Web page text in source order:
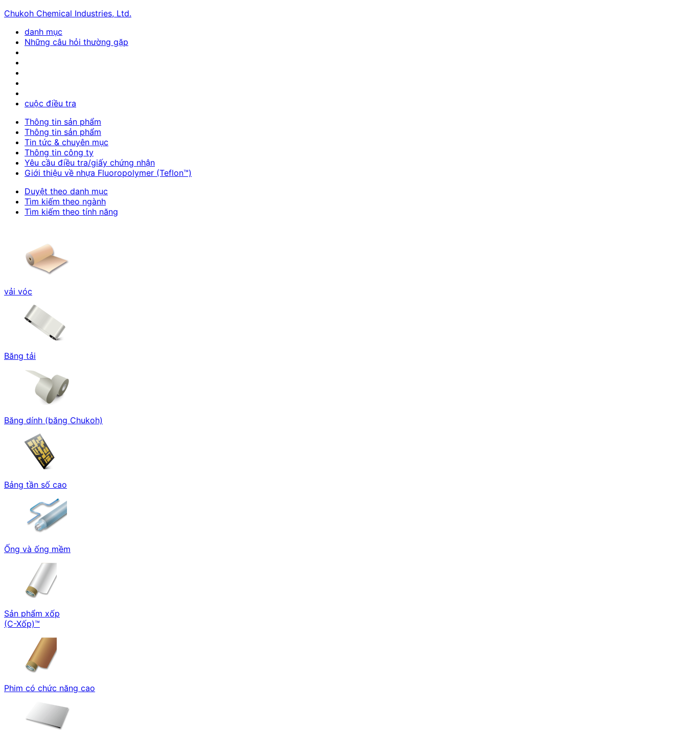
Chukoh Chemical Industries, Ltd.
danh mục
Những câu hỏi thường gặp
cuộc điều tra
Thông tin sản phẩm
Thông tin sản phẩm
Tin tức & chuyên mục
Thông tin công ty
Yêu cầu điều tra/giấy chứng nhận
Giới thiệu về nhựa Fluoropolymer (Teflon™)
Duyệt theo danh mục
Tìm kiếm theo ngành
Tìm kiếm theo tính năng
vải vóc
Băng tải
Băng dính (băng Chukoh)
Bảng tần số cao
Ống và ống mềm
Sản phẩm xốp
(C-Xốp)™
Phim có chức năng cao